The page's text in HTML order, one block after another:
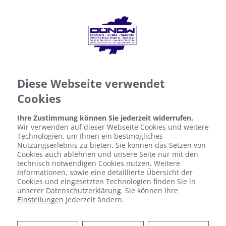
Diese Webseite verwendet
Cookies
Ihre Zustimmung können Sie jederzeit widerrufen.
Wir verwenden auf dieser Webseite Cookies und weitere
Technologien, um Ihnen ein bestmögliches
Nutzungserlebnis zu bieten. Sie können das Setzen von
Cookies auch ablehnen und unsere Seite nur mit den
technisch notwendigen Cookies nutzen. Weitere
Informationen, sowie eine detaillierte Übersicht der
Cookies und eingesetzten Technologien finden Sie in
unserer Datenschutzerklärung. Sie können Ihre
Einstellungen jederzeit ändern.